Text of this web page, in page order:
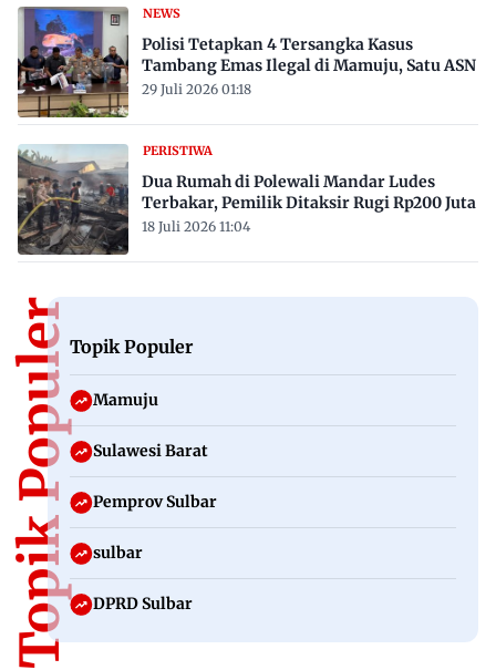
NEWS
Polisi Tetapkan 4 Tersangka Kasus
Tambang Emas Ilegal di Mamuju, Satu ASN
29 Juli 2026 01:18
PERISTIWA
Dua Rumah di Polewali Mandar Ludes
Terbakar, Pemilik Ditaksir Rugi Rp200 Juta
18 Juli 2026 11:04
Topik PopulerTopik Populer
Mamuju
Sulawesi Barat
Pemprov Sulbar
sulbar
DPRD Sulbar